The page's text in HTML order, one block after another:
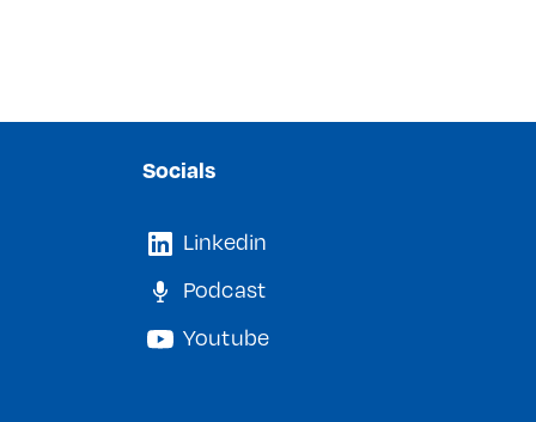
Socials
Linkedin
Podcast
Youtube